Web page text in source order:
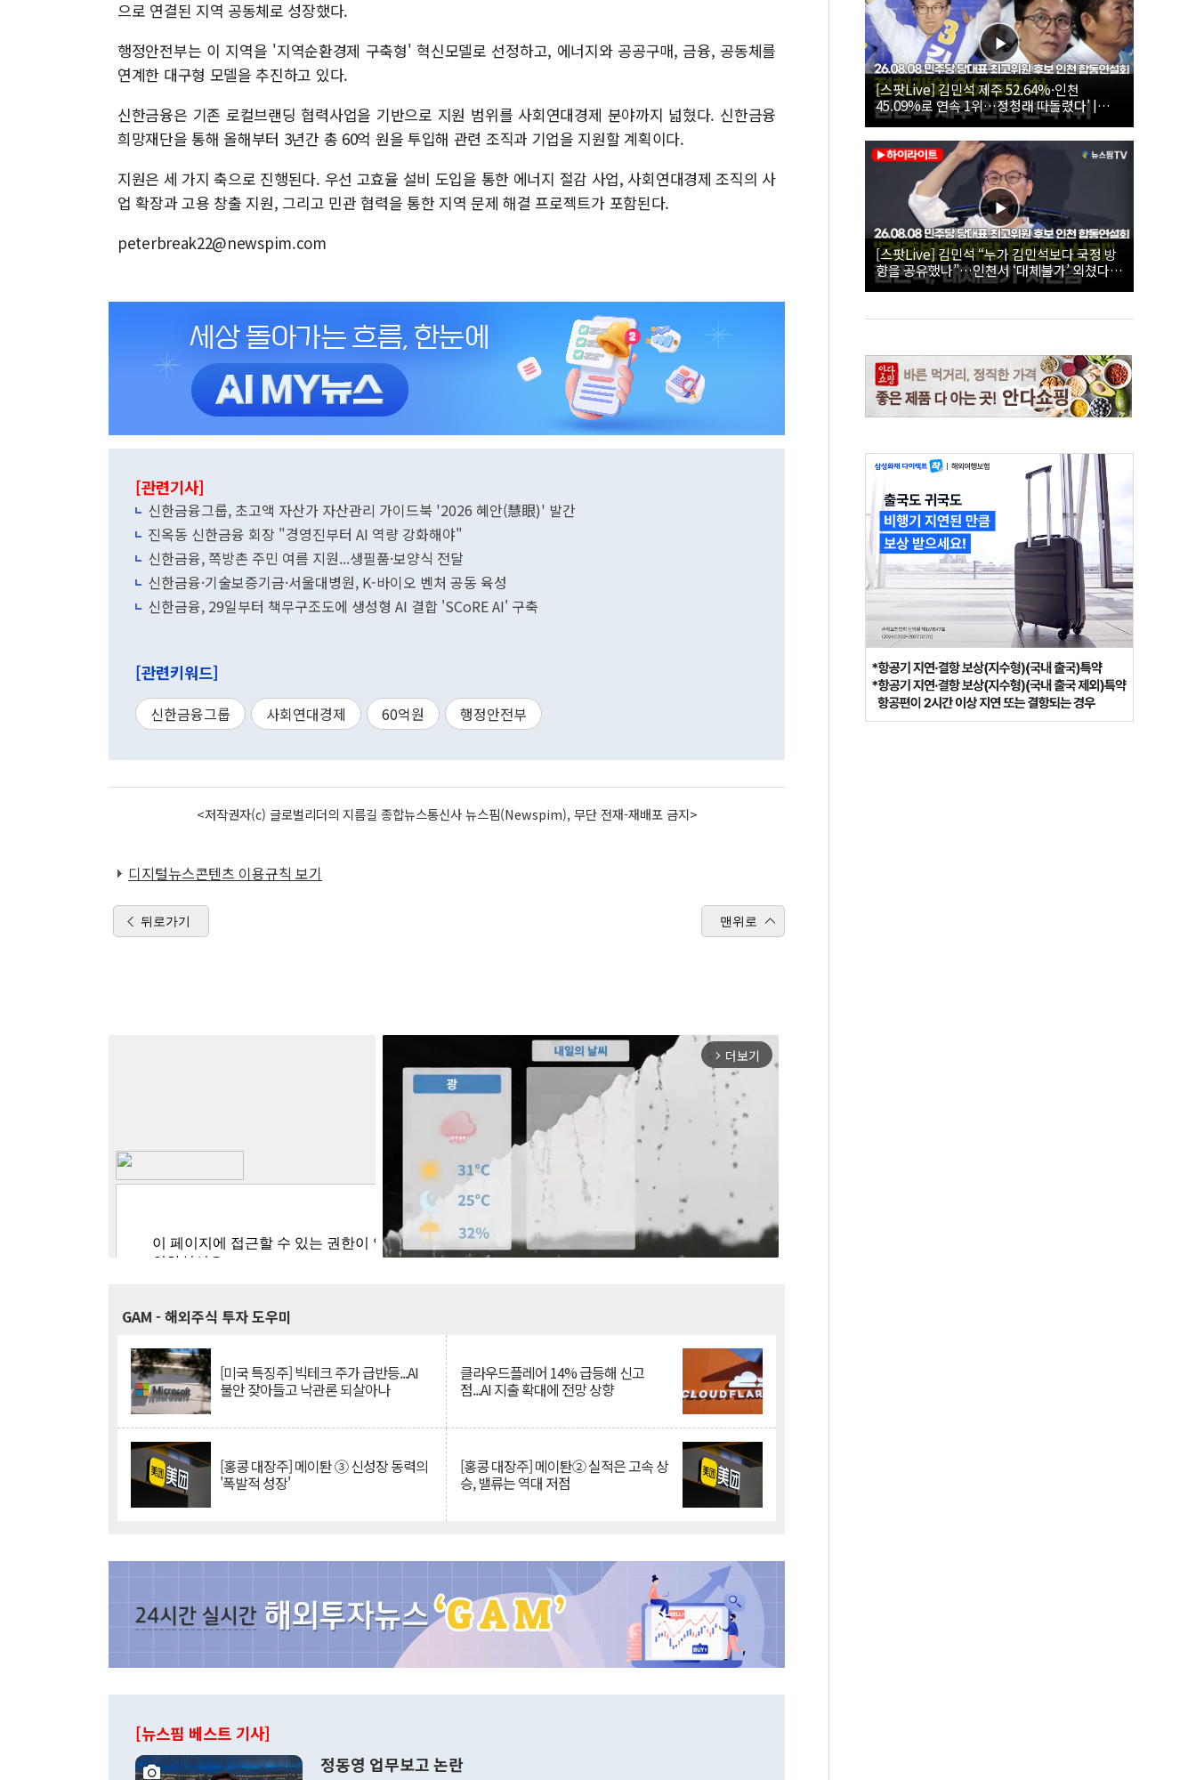
으로 연결된 지역 공동체로 성장했다.
행정안전부는 이 지역을 '지역순환경제 구축형' 혁신모델로 선정하고, 에너지와 공공구매, 금융, 공동체를
연계한 대구형 모델을 추진하고 있다.
신한금융은 기존 로컬브랜딩 협력사업을 기반으로 지원 범위를 사회연대경제 분야까지 넓혔다. 신한금융
희망재단을 통해 올해부터 3년간 총 60억 원을 투입해 관련 조직과 기업을 지원할 계획이다.
지원은 세 가지 축으로 진행된다. 우선 고효율 설비 도입을 통한 에너지 절감 사업, 사회연대경제 조직의 사
업 확장과 고용 창출 지원, 그리고 민관 협력을 통한 지역 문제 해결 프로젝트가 포함된다.
peterbreak22@newspim.com
[관련기사]
신한금융그룹, 초고액 자산가 자산관리 가이드북 '2026 혜안(慧眼)' 발간
진옥동 신한금융 회장 "경영진부터 AI 역량 강화해야"
신한금융, 쪽방촌 주민 여름 지원...생필품·보양식 전달
신한금융·기술보증기금·서울대병원, K-바이오 벤처 공동 육성
신한금융, 29일부터 책무구조도에 생성형 AI 결합 'SCoRE AI' 구축
[관련키워드]
신한금융그룹 사회연대경제 60억원 행정안전부
<저작권자(c) 글로벌리더의 지름길 종합뉴스통신사 뉴스핌(Newspim), 무단 전재-재배포 금지>
디지털뉴스콘텐츠 이용규칙 보기
뒤로가기 맨위로
arrow_forward_ios 더보기
GAM - 해외주식 투자 도우미
[미국 특징주] 빅테크 주가 급반등...AI
불안 잦아들고 낙관론 되살아나
클라우드플레어 14% 급등해 신고
점...AI 지출 확대에 전망 상향
[홍콩 대장주] 메이퇀 ③ 신성장 동력의
'폭발적 성장'
[홍콩 대장주] 메이퇀② 실적은 고속 상
승, 밸류는 역대 저점
[뉴스핌 베스트 기사]
정동영 업무보고 논란
[스팟Live] 김민석 제주 52.64%·인천
45.09%로 연속 1위…정청래 따돌렸다’ |
26.08.08 더불어민주당 당대표·최고위원 후
보 인천 합동연설회
[스팟Live] 김민석 “누가 김민석보다 국정 방
향을 공유했나”…인천서 ‘대체불가’ 외쳤다 |
26.08.08 더불어민주당 당대표·최고위원 후